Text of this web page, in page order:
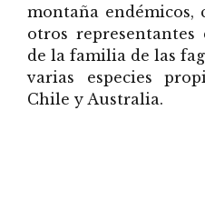
montaña
otros representantes
de la familia de las
varias especies
Chile y Australia.